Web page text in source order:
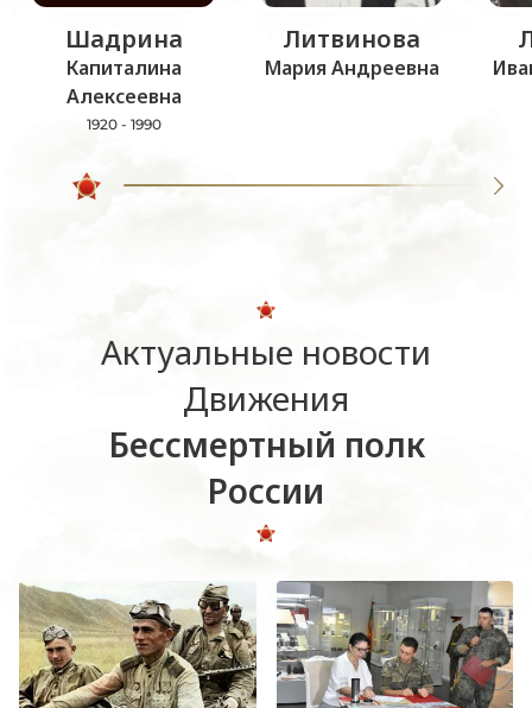
Шадрина
Капиталина
Алексеевна
1920 - 1990
Литвинова
Мария Андреевна
Актуальные новости
Движения
Бессмертный полк
России